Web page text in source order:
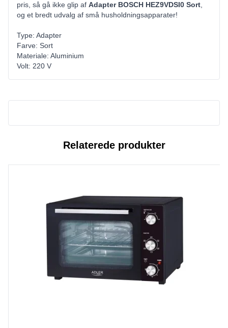
pris, så gå ikke glip af Adapter BOSCH HEZ9VDSI0 Sort
og et bredt udvalg af små husholdningsapparater!
Type: Adapter
Farve: Sort
Materiale: Aluminium
Volt: 220 V
Relaterede produkter